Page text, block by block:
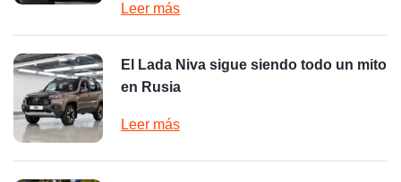
Leer más
El Lada Niva sigue siendo todo un mito
en Rusia
Leer más